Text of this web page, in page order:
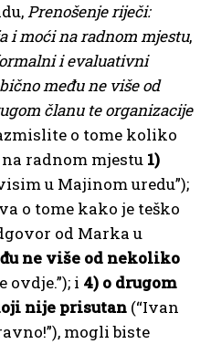
Prenošenje riječi:
i moći na radnom mjestu,
i evaluativni
među ne više od
članu te organizacije
o tome koliko
radnom mjestu 1)
u Majinom uredu”);
o tome kako je teško
od Marka u
ne više od nekoliko
ovdje.”); i 4) o drugom
nije prisutan (“Ivan
mogli biste